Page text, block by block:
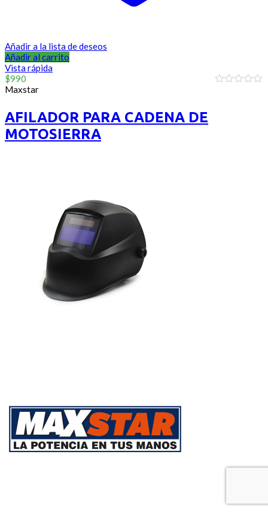
Añadir a la lista de deseos
Añadir al carrito
Vista rápida
$990
Maxstar
AFILADOR PARA CADENA DE
MOTOSIERRA